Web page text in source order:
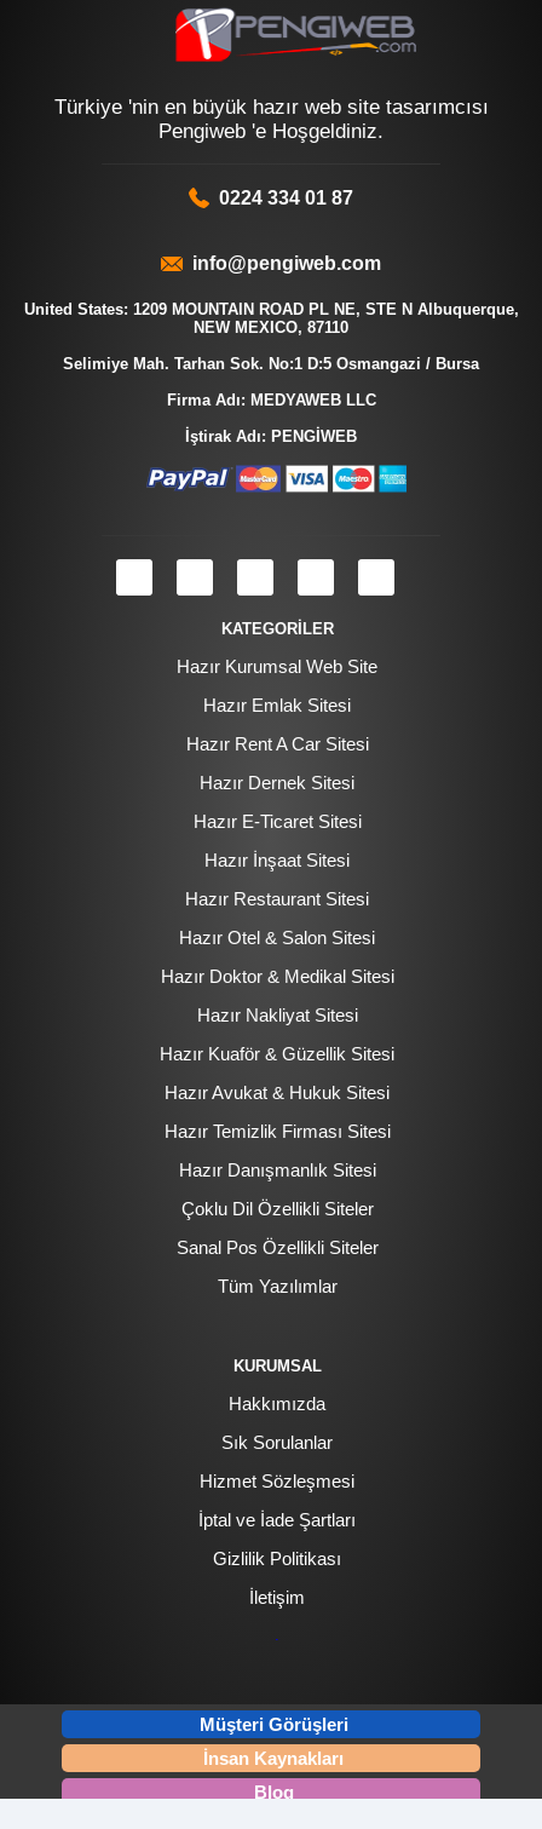
Türkiye 'nin en büyük hazır web site tasarımcısı
Pengiweb 'e Hoşgeldiniz.
0224 334 01 87
info@pengiweb.com
United States: 1209 MOUNTAIN ROAD PL NE, STE N Albuquerque,
NEW MEXICO, 87110
Selimiye Mah. Tarhan Sok. No:1 D:5 Osmangazi / Bursa
Firma Adı: MEDYAWEB LLC
İştirak Adı: PENGİWEB
KATEGORİLER
Hazır Kurumsal Web Site
Hazır Emlak Sitesi
Hazır Rent A Car Sitesi
Hazır Dernek Sitesi
Hazır E-Ticaret Sitesi
Hazır İnşaat Sitesi
Hazır Restaurant Sitesi
Hazır Otel & Salon Sitesi
Hazır Doktor & Medikal Sitesi
Hazır Nakliyat Sitesi
Hazır Kuaför & Güzellik Sitesi
Hazır Avukat & Hukuk Sitesi
Hazır Temizlik Firması Sitesi
Hazır Danışmanlık Sitesi
Çoklu Dil Özellikli Siteler
Sanal Pos Özellikli Siteler
Tüm Yazılımlar
KURUMSAL
Hakkımızda
Sık Sorulanlar
Hizmet Sözleşmesi
İptal ve İade Şartları
Gizlilik Politikası
İletişim
Müşteri Görüşleri
İnsan Kaynakları
Blog